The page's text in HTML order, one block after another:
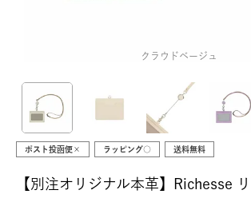
クラウドベージュ
ポスト投函便× ラッピング○ 送料無料
【別注オリジナル本革】Richesse